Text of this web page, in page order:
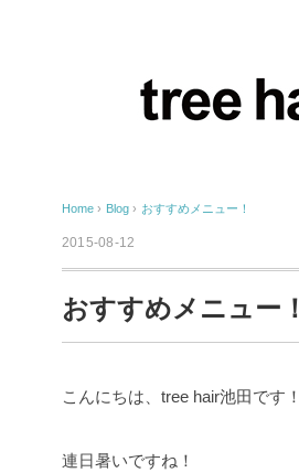
Home › Blog › おすすめメニュー！
2015-08-12
おすすめメニュー！
こんにちは、tree hair池田です！
連日暑いですね！